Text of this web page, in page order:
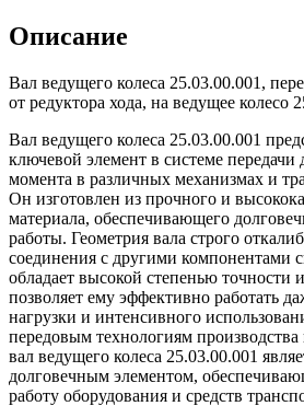
Описание
Вал ведущего колеса 25.03.00.001,
от редуктора хода, на ведущее колесо
Вал ведущего колеса 25.03.00.001
ключевой элемент в системе
момента в различных механизмах и
Он изготовлен из прочного и
материала, обеспечивающего
работы. Геометрия вала строго
соединения с другими компонентами
обладает высокой степенью точности
позволяет ему эффективно работать
нагрузки и интенсивного
передовым технологиям производства
вал ведущего колеса 25.03.00.001
долговечным элементом,
работу оборудования и средств